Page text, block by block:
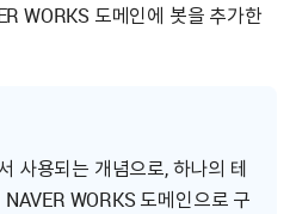
WORKS 도메인에 봇을 추가한
사용되는 개념으로, 하나의 테
WORKS 도메인으로 구